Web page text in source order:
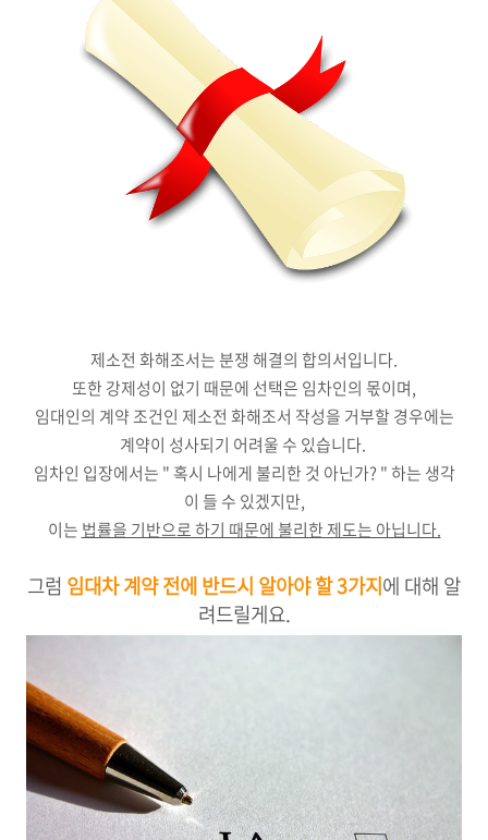
제소전 화해조서는 분쟁 해결의 합의서입니다.
또한 강제성이 없기 때문에 선택은 임차인의 몫이며,
임대인의 계약 조건인 제소전 화해조서 작성을 거부할 경우에는
계약이 성사되기 어려울 수 있습니다.
임차인 입장에서는 " 혹시 나에게 불리한 것 아닌가? " 하는 생각
이 들 수 있겠지만,
이는 법률을 기반으로 하기 때문에 불리한 제도는 아닙니다.
그럼 임대차 계약 전에 반드시 알아야 할 3가지에 대해 알
려드릴게요.